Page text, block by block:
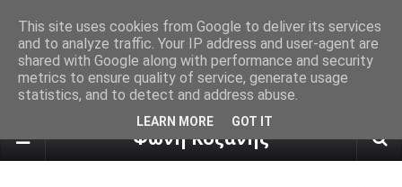
πρόγνωση καιρού από το
Φωνή Κοζάνης
This site uses cookies from Google to deliver its services
and to analyze traffic. Your IP address and user-agent are
shared with Google along with performance and security
metrics to ensure quality of service, generate usage
statistics, and to detect and address abuse.
LEARN MORE GOT IT